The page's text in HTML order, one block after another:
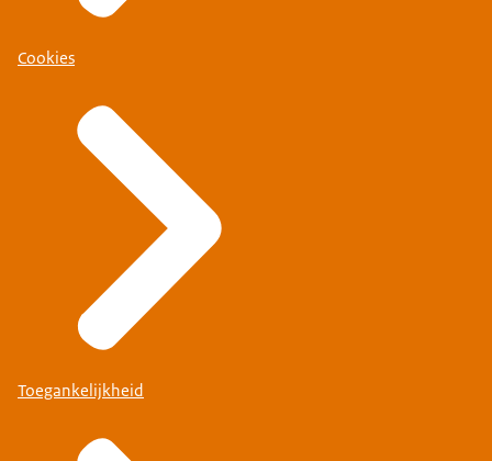
Cookies
Toegankelijkheid